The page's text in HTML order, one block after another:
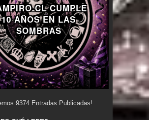
CUMPLE
10 AÑOS EN LAS
SOMBRAS
9374Entradas Publicadas!